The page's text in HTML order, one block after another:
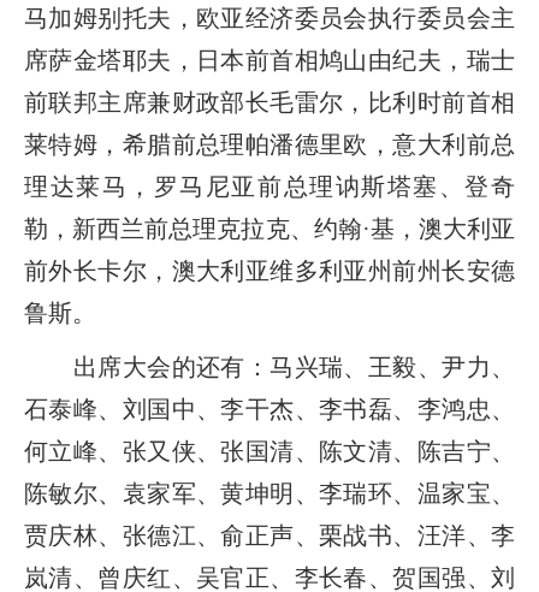
马加姆别托夫，欧亚经济委员会执行委员会主
席萨金塔耶夫，日本前首相鸠山由纪夫，瑞士
前联邦主席兼财政部长毛雷尔，比利时前首相
莱特姆，希腊前总理帕潘德里欧，意大利前总
理达莱马，罗马尼亚前总理讷斯塔塞、登奇
勒，新西兰前总理克拉克、约翰·基，澳大利亚
前外长卡尔，澳大利亚维多利亚州前州长安德
鲁斯。
出席大会的还有：马兴瑞、王毅、尹力、
石泰峰、刘国中、李干杰、李书磊、李鸿忠、
何立峰、张又侠、张国清、陈文清、陈吉宁、
陈敏尔、袁家军、黄坤明、李瑞环、温家宝、
贾庆林、张德江、俞正声、栗战书、汪洋、李
岚清、曾庆红、吴官正、李长春、贺国强、刘